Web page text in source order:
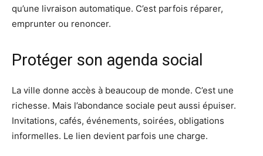
qu’une livraison automatique. C’est parfois réparer,
emprunter ou renoncer.
Protéger son agenda social
La ville donne accès à beaucoup de monde. C’est une
richesse. Mais l’abondance sociale peut aussi épuiser.
Invitations, cafés, événements, soirées, obligations
informelles. Le lien devient parfois une charge.